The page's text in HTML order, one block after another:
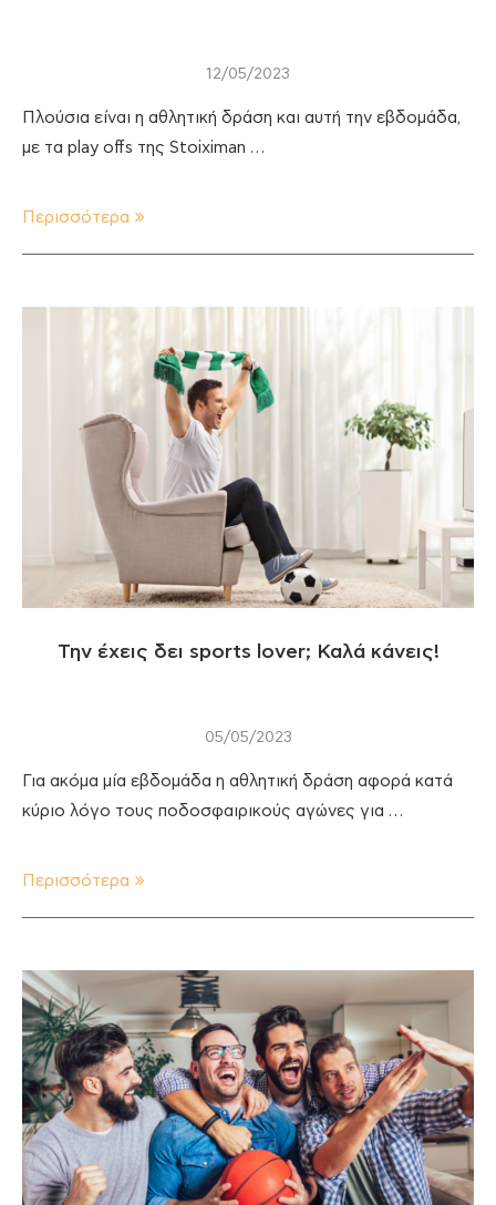
12/05/2023
Πλούσια είναι η αθλητική δράση και αυτή την εβδομάδα,
με τα play offs της Stoiximan …
Περισσότερα
Την έχεις δει sports lover; Καλά κάνεις!
05/05/2023
Για ακόμα μία εβδομάδα η αθλητική δράση αφορά κατά
κύριο λόγο τους ποδοσφαιρικούς αγώνες για …
Περισσότερα